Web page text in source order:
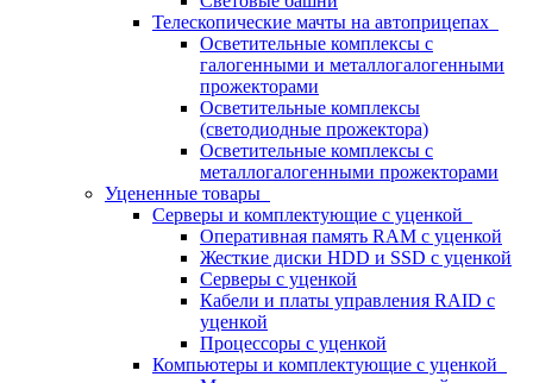
Телескопические мачты на автоприцепах
Осветительные комплексы с
галогенными и металлогалогенными
прожекторами
Осветительные комплексы
(светодиодные прожектора)
Осветительные комплексы с
металлогалогенными прожекторами
Уцененные товары
Серверы и комплектующие с уценкой
Оперативная память RAM с уценкой
Жесткие диски HDD и SSD с уценкой
Серверы с уценкой
Кабели и платы управления RAID с
уценкой
Процессоры с уценкой
Компьютеры и комплектующие с уценкой